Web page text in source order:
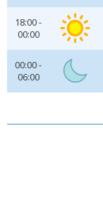
18:00 -
00:00
00:00 -
06:00